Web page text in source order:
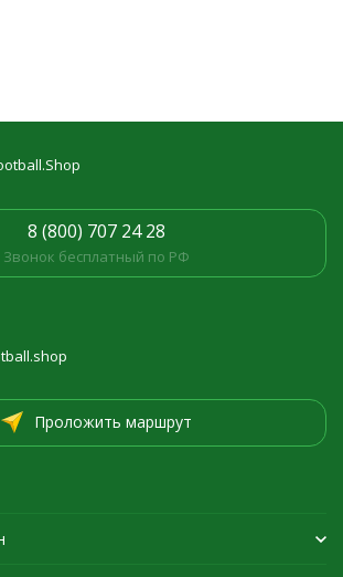
8 (800) 707 24 28
Звонок бесплатный по РФ
Проложить маршрут